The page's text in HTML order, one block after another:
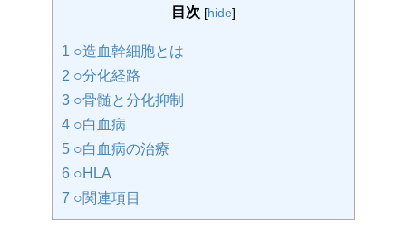
目次 [hide]
1 ○造血幹細胞とは
2 ○分化経路
3○骨髄と分化抑制
4○白血病
5○白血病の治療
6○HLA
7 ○関連項目